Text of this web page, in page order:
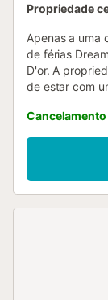
Propriedade
Apenas a uma
de férias
D'or. A
de estar com
pode,
adicionais
para
dedicado para
condicionado,